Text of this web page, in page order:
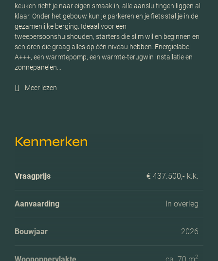
keuken richt je naar eigen smaak in; alle aansluitingen liggen al
klaar. Onder het gebouw kun je parkeren en je fiets stal je in de
gezamenlijke berging. Ideaal voor een
tweepersoonshuishouden, starters die slim willen beginnen en
senioren die graag alles op één niveau hebben. Energielabel
A+++, een warmtepomp, een warmte-terugwin installatie en
zonnepanelen…
Meer lezen
Kenmerken
Vraagprijs € 437.500,- k.k.
Aanvaarding In overleg
Bouwjaar 2026
Woonoppervlakte ca. 70 m2